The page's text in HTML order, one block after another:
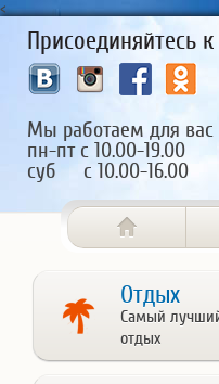
<
Присоединяйтесь
Мы работаем для вас
пн-пт с 10.00-19.00
суб с 10.00-16.00
Отдых
Самый
отдых